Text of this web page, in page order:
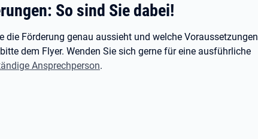
So sind Sie dabei!
die Förderung genau aussieht und welche Voraussetzungen
dem Flyer. Wenden Sie sich gerne für eine ausführliche
Ansprechperson.